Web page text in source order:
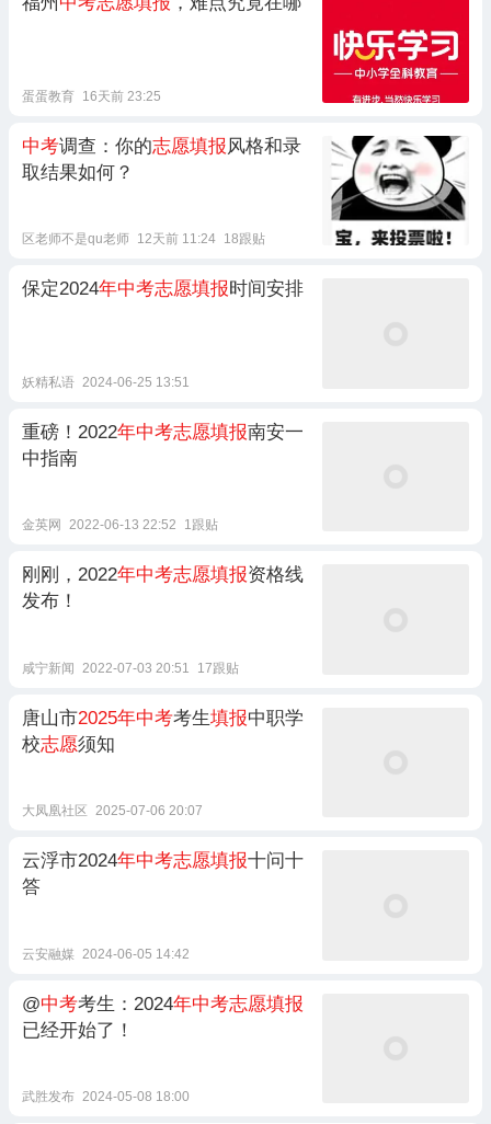
蛋蛋教育 16天前 23:25
中考调查：你的志愿填报风格和录
取结果如何？
区老师不是qu老师 12天前 11:24 18跟贴
保定2024年中考志愿填报时间安排
妖精私语 2024-06-25 13:51
重磅！2022年中考志愿填报南安一
中指南
金英网 2022-06-13 22:52 1跟贴
刚刚，2022年中考志愿填报资格线
发布！
咸宁新闻 2022-07-03 20:51 17跟贴
唐山市2025年中考考生填报中职学
校志愿须知
大凤凰社区 2025-07-06 20:07
云浮市2024年中考志愿填报十问十
答
云安融媒 2024-06-05 14:42
@中考考生：2024年中考志愿填报
已经开始了！
武胜发布 2024-05-08 18:00